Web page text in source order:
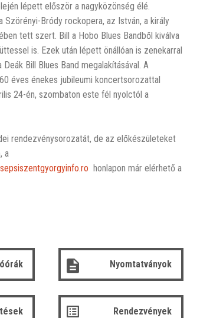
lépett először a nagyközönség élé.
Bródy rockopera, az István, a király
tett szert. Bill a Hobo Blues Bandből kiválva
is. Ezek után lépett önállóan is zenekarral
Bill Blues Band megalakításával. A
éves énekes jubileumi koncertsorozattal
24-én, szombaton este fél nyolctól a
rendezvénysorozatát, de az előkészületeket
a
honlapon már elérhető a
Nyomtatványok
Rendezvények